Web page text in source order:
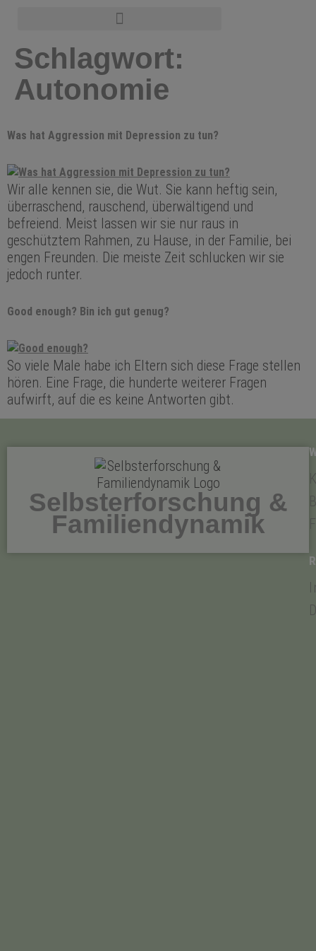
Schlagwort:
Autonomie
Was hat Aggression mit Depression zu tun?
Wir alle kennen sie, die Wut. Sie kann heftig sein,
überraschend, rauschend, überwältigend und
befreiend. Meist lassen wir sie nur raus in
geschütztem Rahmen, zu Hause, in der Familie, bei
engen Freunden. Die meiste Zeit schlucken wir sie
jedoch runter.
Good enough? Bin ich gut genug?
So viele Male habe ich Eltern sich diese Frage stellen
hören. Eine Frage, die hunderte weiterer Fragen
aufwirft, auf die es keine Antworten gibt.
Selbsterforschung &
Familiendynamik